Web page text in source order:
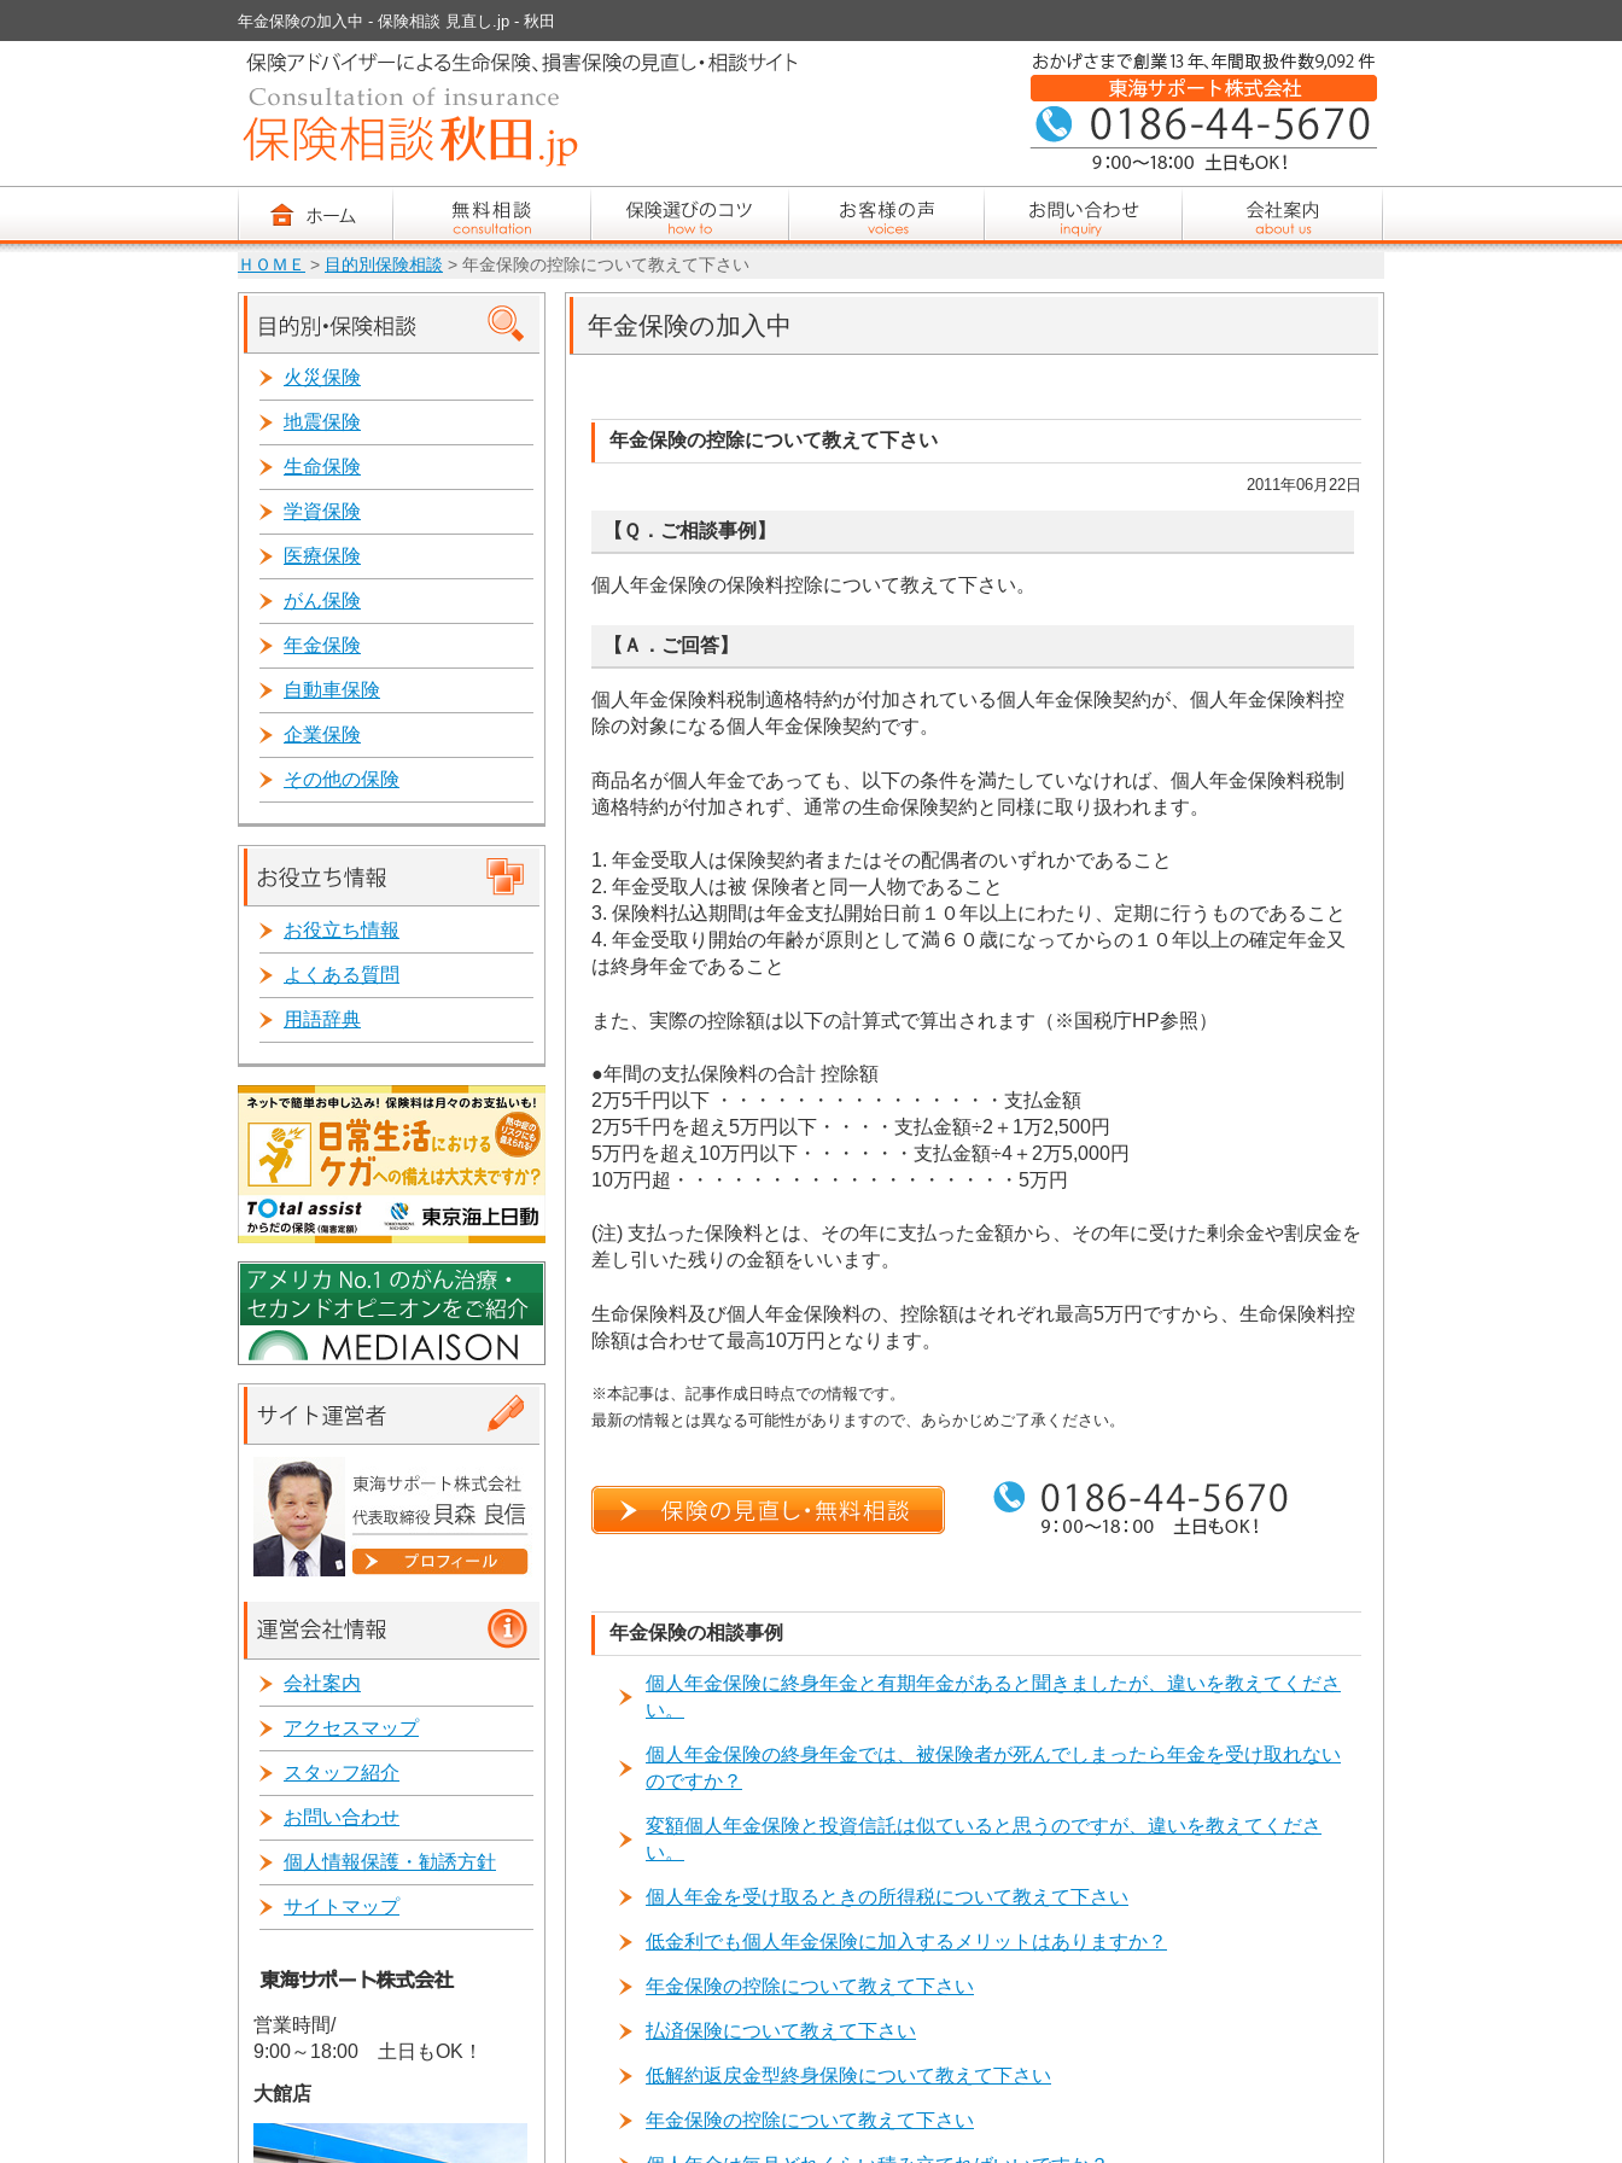
年金保険の加入中 - 保険相談 見直し.jp - 秋田
ＨＯＭＥ > 目的別保険相談 > 年金保険の控除について教えて下さい
年金保険の加入中
年金保険の控除について教えて下さい
2011年06月22日
【Ｑ．ご相談事例】
個人年金保険の保険料控除について教えて下さい。
【Ａ．ご回答】
個人年金保険料税制適格特約が付加されている個人年金保険契約が、個人年金保険料控
除の対象になる個人年金保険契約です。
商品名が個人年金であっても、以下の条件を満たしていなければ、個人年金保険料税制
適格特約が付加されず、通常の生命保険契約と同様に取り扱われます。
1. 年金受取人は保険契約者またはその配偶者のいずれかであること
2. 年金受取人は被 保険者と同一人物であること
3. 保険料払込期間は年金支払開始日前１０年以上にわたり、定期に行うものであること
4. 年金受取り開始の年齢が原則として満６０歳になってからの１０年以上の確定年金又
は終身年金であること
また、実際の控除額は以下の計算式で算出されます（※国税庁HP参照）
●年間の支払保険料の合計 控除額
2万5千円以下 ・・・・・・・・・・・・・・・支払金額
2万5千円を超え5万円以下・・・・支払金額÷2＋1万2,500円
5万円を超え10万円以下・・・・・・支払金額÷4＋2万5,000円
10万円超・・・・・・・・・・・・・・・・・・5万円
(注) 支払った保険料とは、その年に支払った金額から、その年に受けた剰余金や割戻金を
差し引いた残りの金額をいいます。
生命保険料及び個人年金保険料の、控除額はそれぞれ最高5万円ですから、生命保険料控
除額は合わせて最高10万円となります。
※本記事は、記事作成日時点での情報です。
最新の情報とは異なる可能性がありますので、あらかじめご了承ください。
年金保険の相談事例
個人年金保険に終身年金と有期年金があると聞きましたが、違いを教えてくださ
い。
個人年金保険の終身年金では、被保険者が死んでしまったら年金を受け取れない
のですか？
変額個人年金保険と投資信託は似ていると思うのですが、違いを教えてくださ
い。
個人年金を受け取るときの所得税について教えて下さい
低金利でも個人年金保険に加入するメリットはありますか？
年金保険の控除について教えて下さい
払済保険について教えて下さい
低解約返戻金型終身保険について教えて下さい
年金保険の控除について教えて下さい
火災保険
地震保険
生命保険
学資保険
医療保険
がん保険
年金保険
自動車保険
企業保険
その他の保険
お役立ち情報
よくある質問
用語辞典
会社案内
アクセスマップ
スタッフ紹介
お問い合わせ
個人情報保護・勧誘方針
サイトマップ
営業時間/
9:00～18:00 土日もOK！
大館店